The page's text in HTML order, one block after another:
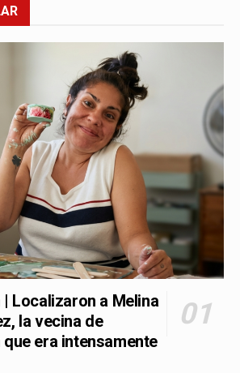
Localizaron a Melina
la vecina de
era intensamente